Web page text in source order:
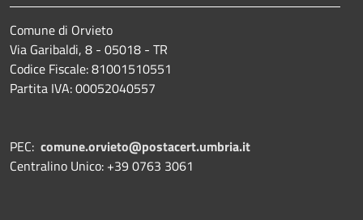
Comune di Orvieto
Via Garibaldi, 8 - 05018 - TR
Codice Fiscale: 81001510551
Partita IVA: 00052040557
PEC: comune.orvieto@postacert.umbria.it
Centralino Unico: +39 0763 3061